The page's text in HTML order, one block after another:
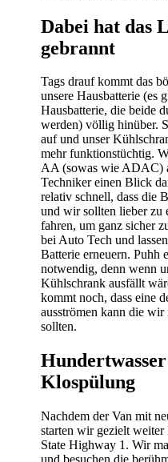
Dabei hat das
gebrannt
Tags drauf kommt das
unsere Hausbatterie (es
Hausbatterie, die beide
werden) völlig hinüber.
auf und unser
mehr funktionstüchtig.
AA (sowas wie ADAC)
Techniker einen Blick
relativ schnell, dass die
und wir sollten lieber zu
fahren, um ganz sicher
bei Auto Tech und
Batterie erneuern. Puhh
notwendig, denn wenn
Kühlschrank ausfällt
kommt noch, dass eine
ausströmen kann die
sollten.
Klospülung
Nachdem der Van mit
starten wir gezielt
State Highway 1. Wir